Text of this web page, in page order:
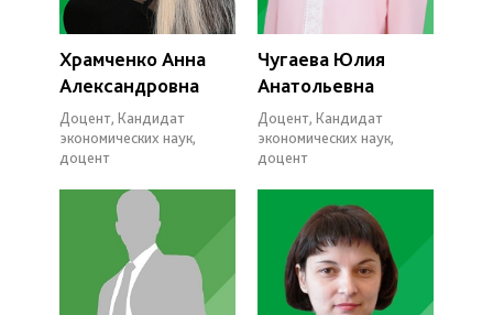
Храмченко Анна
Александровна
Доцент, Кандидат
экономических наук,
доцент
Чугаева Юлия
Анатольевна
Доцент, Кандидат
экономических наук,
доцент